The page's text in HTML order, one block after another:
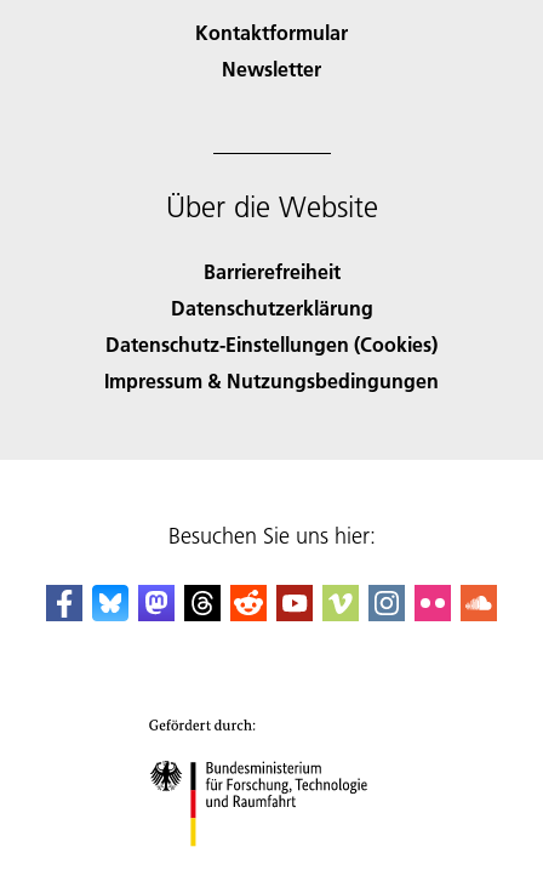
Kontaktformular
Newsletter
Über die Website
Barrierefreiheit
Datenschutzerklärung
Datenschutz-Einstellungen (Cookies)
Impressum & Nutzungsbedingungen
Besuchen Sie uns hier: